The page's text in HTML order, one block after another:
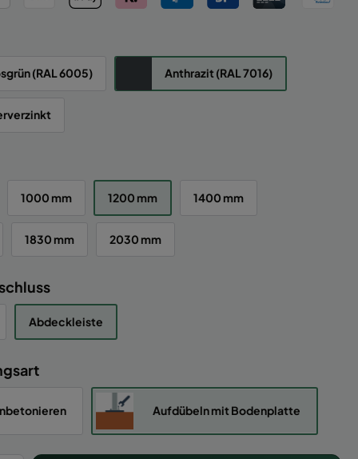
(RAL 6005) Anthrazit (RAL 7016)
1000 mm 1200 mm 1400 mm
1830 mm 2030 mm
Abdeckleiste
Aufdübeln mit Bodenplatte